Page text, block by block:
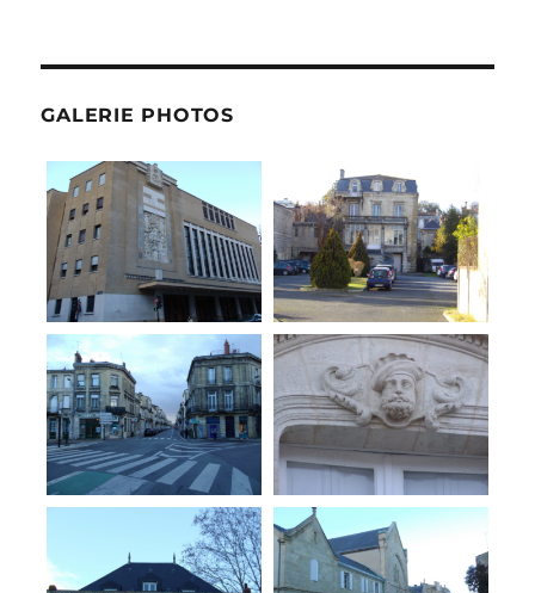
GALERIE PHOTOS